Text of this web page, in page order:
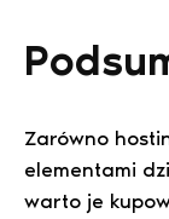
Zarówno
elementami
warto je